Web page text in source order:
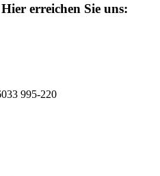
Hier erreichen Sie uns:
995-220